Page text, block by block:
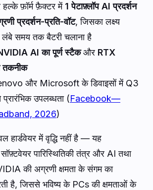
फ़ॉर्म फ़ैक्टर में 1 पेटाफ़्लॉप AI प्रदर्शन
प्रदर्शन-प्रति-वॉट, जिसका लक्ष्य
लंबे समय तक बैटरी चलाना है
AI का पूर्ण स्टैकऔर RTX
तकनीक
और Microsoft के डिवाइसों में Q3
उपलब्धता (Facebook—
2026)
हार्डवेयर में वृद्धि नहीं है — यह
पारिस्थितिकी तंत्र और AI तथा
की अग्रणी क्षमता के संगम का
है, जिससे भविष्य के PCs की क्षमताओं के